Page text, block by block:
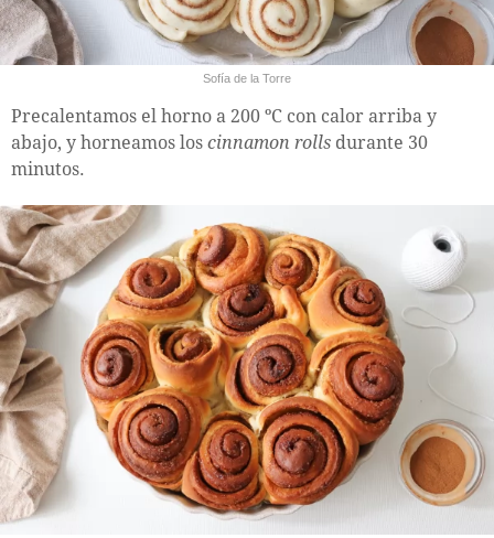
Sofía de la Torre
Precalentamos el horno a 200 ºC con calor arriba y
abajo, y horneamos los cinnamon rolls durante 30
minutos.